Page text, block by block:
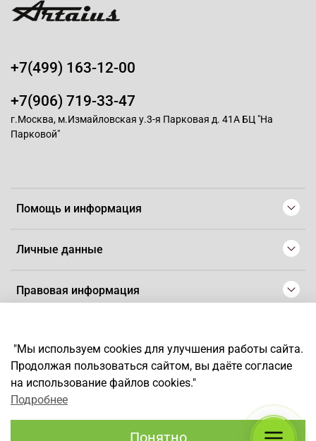
Помощь и информация
Личные данные
Правовая информация
+7(499) 163-12-00
+7(906) 719-33-47
г.Москва, м.Измайловская у.3-я Парковая д. 41А БЦ "На
Парковой"
*Любое использование контента без письменного разрешения
запрещено
"Мы используем cookies для улучшения работы сайта.
Продолжая пользоваться сайтом, вы даёте согласие
на использование файлов cookies."
Подробнее
Понятно